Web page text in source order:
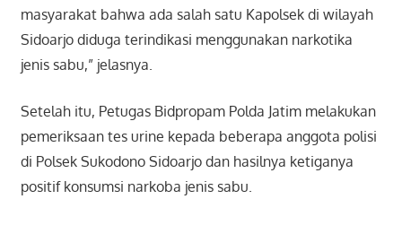
masyarakat bahwa ada salah satu Kapolsek di wilayah
Sidoarjo diduga terindikasi menggunakan narkotika
jenis sabu,” jelasnya.
Setelah itu, Petugas Bidpropam Polda Jatim melakukan
pemeriksaan tes urine kepada beberapa anggota polisi
di Polsek Sukodono Sidoarjo dan hasilnya ketiganya
positif konsumsi narkoba jenis sabu.